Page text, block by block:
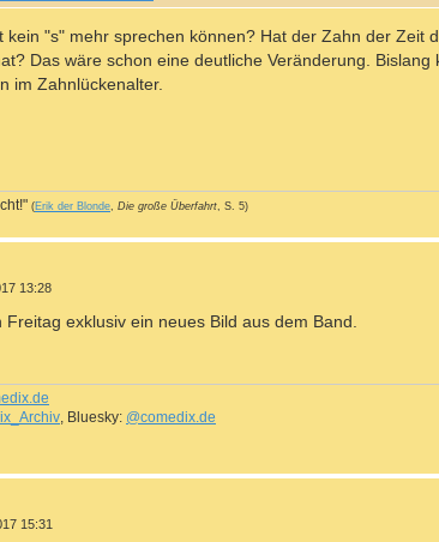
"s" mehr sprechen können? Hat der Zahn der Zeit
Das wäre schon eine deutliche Veränderung.
im Zahnlückenalter.
(Erik der Blonde Die große Überfahrt , S. 5)
13:28
exklusiv ein neues Bild aus dem Band.
, Bluesky: @comedix.de
15:31